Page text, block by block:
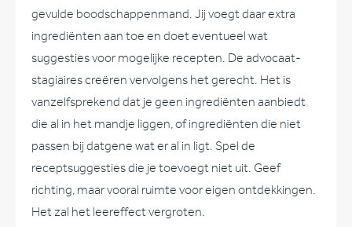
gevulde boodschappenmand. Jij voegt daar extra
ingrediënten aan toe en doet eventueel wat
suggesties voor mogelijke recepten. De advocaat-
stagiaires creëren vervolgens het gerecht. Het is
vanzelfsprekend dat je geen ingrediënten aanbiedt
die al in het mandje liggen, of ingrediënten die niet
passen bij datgene wat er al in ligt. Spel de
receptsuggesties die je toevoegt niet uit. Geef
richting, maar vooral ruimte voor eigen ontdekkingen.
Het zal het leereffect vergroten.